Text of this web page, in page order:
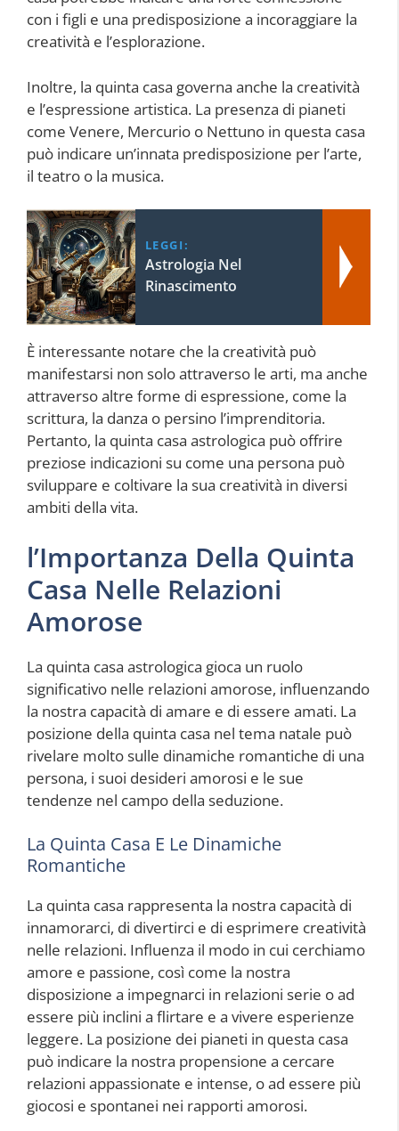
con i figli e una predisposizione a incoraggiare la
creatività e l’esplorazione.
Inoltre, la quinta casa governa anche la creatività
e l’espressione artistica. La presenza di pianeti
come Venere, Mercurio o Nettuno in questa casa
può indicare un’innata predisposizione per l’arte,
il teatro o la musica.
LEGGI:
Astrologia Nel
Rinascimento
È interessante notare che la creatività può
manifestarsi non solo attraverso le arti, ma anche
attraverso altre forme di espressione, come la
scrittura, la danza o persino l’imprenditoria.
Pertanto, la quinta casa astrologica può offrire
preziose indicazioni su come una persona può
sviluppare e coltivare la sua creatività in diversi
ambiti della vita.
l’Importanza Della Quinta
Casa Nelle Relazioni
Amorose
La quinta casa astrologica gioca un ruolo
significativo nelle relazioni amorose, influenzando
la nostra capacità di amare e di essere amati. La
posizione della quinta casa nel tema natale può
rivelare molto sulle dinamiche romantiche di una
persona, i suoi desideri amorosi e le sue
tendenze nel campo della seduzione.
La Quinta Casa E Le Dinamiche
Romantiche
La quinta casa rappresenta la nostra capacità di
innamorarci, di divertirci e di esprimere creatività
nelle relazioni. Influenza il modo in cui cerchiamo
amore e passione, così come la nostra
disposizione a impegnarci in relazioni serie o ad
essere più inclini a flirtare e a vivere esperienze
leggere. La posizione dei pianeti in questa casa
può indicare la nostra propensione a cercare
relazioni appassionate e intense, o ad essere più
giocosi e spontanei nei rapporti amorosi.